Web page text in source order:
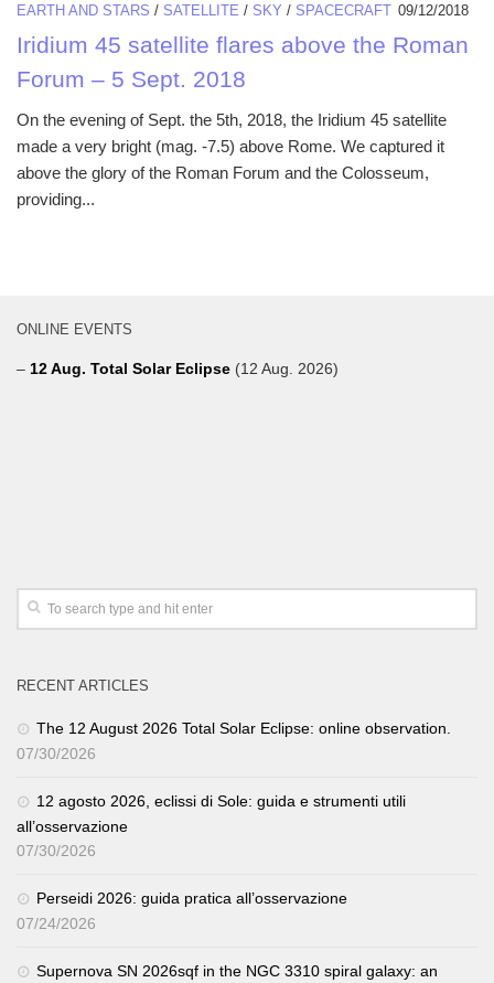
EARTH AND STARS / SATELLITE / SKY / SPACECRAFT 09/12/2018
Iridium 45 satellite flares above the Roman
Forum – 5 Sept. 2018
On the evening of Sept. the 5th, 2018, the Iridium 45 satellite
made a very bright (mag. -7.5) above Rome. We captured it
above the glory of the Roman Forum and the Colosseum,
providing...
ONLINE EVENTS
– 12 Aug. Total Solar Eclipse (12 Aug. 2026)
RECENT ARTICLES
The 12 August 2026 Total Solar Eclipse: online observation.
07/30/2026
12 agosto 2026, eclissi di Sole: guida e strumenti utili
all’osservazione
07/30/2026
Perseidi 2026: guida pratica all’osservazione
07/24/2026
Supernova SN 2026sqf in the NGC 3310 spiral galaxy: an